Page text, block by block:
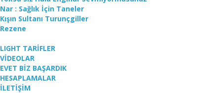
Nar : Sağlık İçin Taneler
Kışın Sultanı Turunçgiller
Rezene
LIGHT TARİFLER
VİDEOLAR
EVET BİZ BAŞARDIK
HESAPLAMALAR
İLETİŞİM